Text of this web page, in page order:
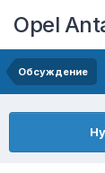
Opel
Обсуждение